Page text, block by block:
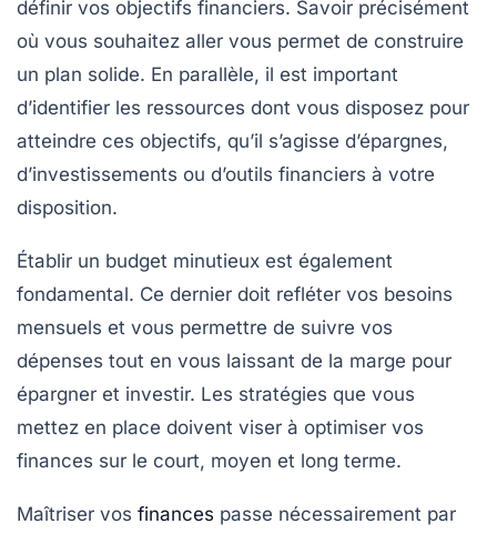
définir vos objectifs financiers. Savoir précisément
où vous souhaitez aller vous permet de construire
un plan solide. En parallèle, il est important
d’identifier les ressources dont vous disposez pour
atteindre ces objectifs, qu’il s’agisse d’épargnes,
d’investissements ou d’outils financiers à votre
disposition.
Établir un budget minutieux est également
fondamental. Ce dernier doit refléter vos besoins
mensuels et vous permettre de suivre vos
dépenses tout en vous laissant de la marge pour
épargner et investir. Les stratégies que vous
mettez en place doivent viser à optimiser vos
finances sur le court, moyen et long terme.
Maîtriser vos finances passe nécessairement par